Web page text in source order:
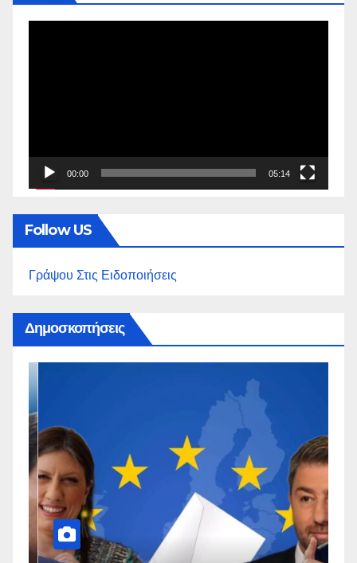
00:00 05:14
Follow US
Γράψου Στις Ειδοποιήσεις
Δημοσκοπήσεις